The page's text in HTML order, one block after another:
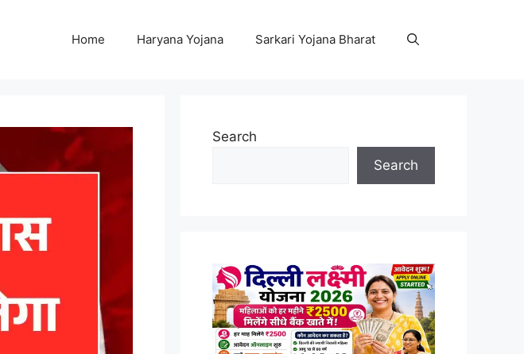
Home Haryana Yojana Sarkari Yojana Bharat
Search
Search